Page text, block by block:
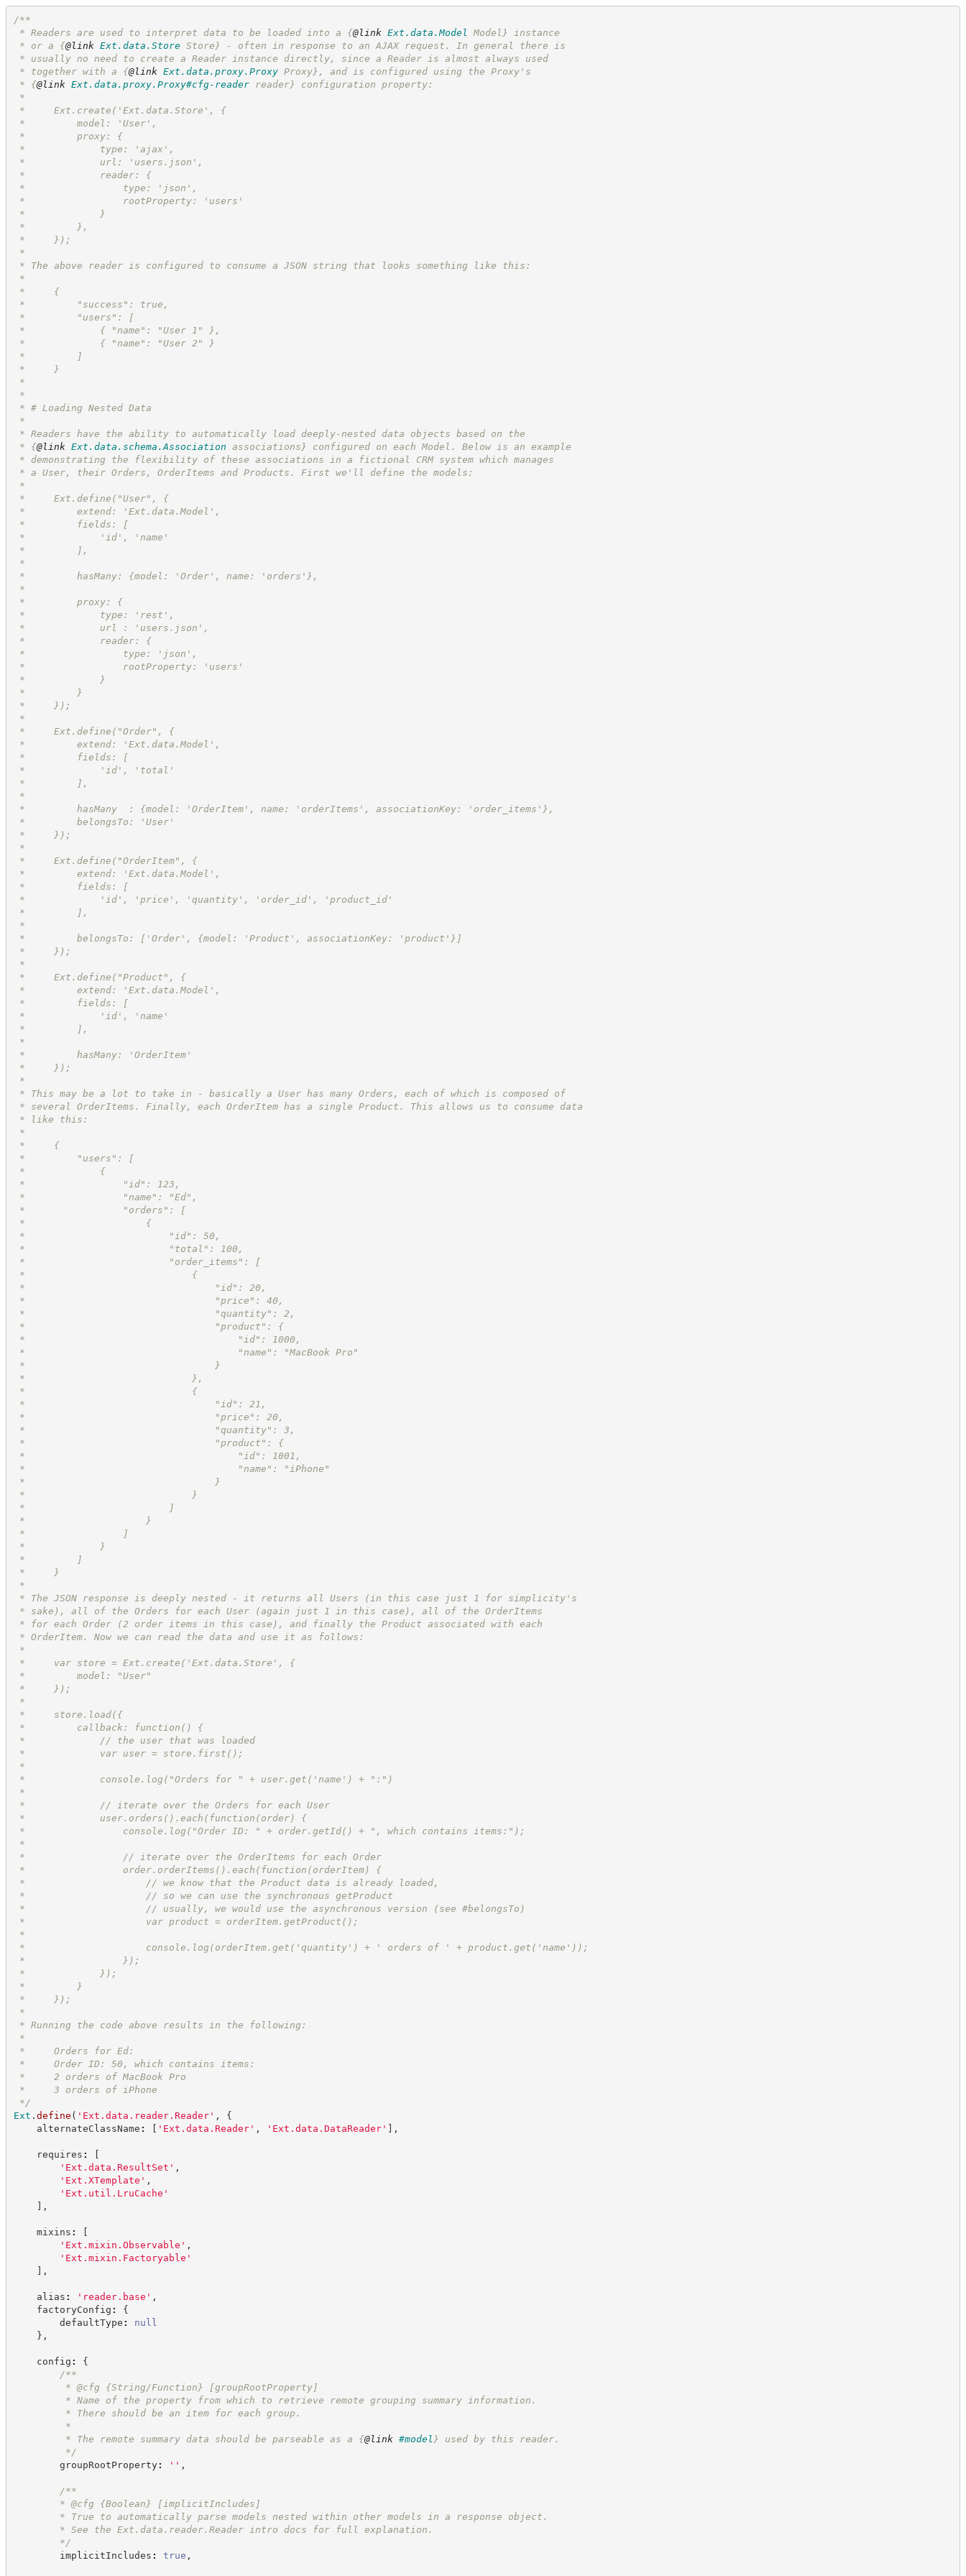
/**
* Readers are used to interpret data to be loaded into a {@link Ext.data.Model Model} instance
* or a {@link Ext.data.Store Store} - often in response to an AJAX request. In general there is
* usually no need to create a Reader instance directly, since a Reader is almost always used
* together with a {@link Ext.data.proxy.Proxy Proxy} , and is configured using the Proxy's
* {@link Ext.data.proxy.Proxy#cfg-reader reader} configuration property:
*
*     Ext.create('Ext.data.Store', {
*         model: 'User',
*         proxy: {
*             type: 'ajax',
*             url: 'users.json',
*             reader: {
*                 type: 'json',
*                 rootProperty: 'users'
*             }
*         },
*     });
*
* The above reader is configured to consume a JSON string that looks something like this:
*
*     {
*         "success": true,
*         "users": [
*             { "name": "User 1" },
*             { "name": "User 2" }
*         ]
*     }
*
*
* # Loading Nested Data
*
* Readers have the ability to automatically load deeply-nested data objects based on the
* {@link Ext.data.schema.Association associations} configured on each Model. Below is an example
* demonstrating the flexibility of these associations in a fictional CRM system which manages
* a User, their Orders, OrderItems and Products. First we'll define the models:
*
*     Ext.define("User", {
*         extend: 'Ext.data.Model',
*         fields: [
*             'id', 'name'
*         ],
*
*         hasMany: {model: 'Order', name: 'orders'},
*
*         proxy: {
*             type: 'rest',
*             url : 'users.json',
*             reader: {
*                 type: 'json',
*                 rootProperty: 'users'
*             }
*         }
*     });
*
*     Ext.define("Order", {
*         extend: 'Ext.data.Model',
*         fields: [
*             'id', 'total'
*         ],
*
*         hasMany  : {model: 'OrderItem', name: 'orderItems', associationKey: 'order_items'},
*         belongsTo: 'User'
*     });
*
*     Ext.define("OrderItem", {
*         extend: 'Ext.data.Model',
*         fields: [
*             'id', 'price', 'quantity', 'order_id', 'product_id'
*         ],
*
*         belongsTo: ['Order', {model: 'Product', associationKey: 'product'}]
*     });
*
*     Ext.define("Product", {
*         extend: 'Ext.data.Model',
*         fields: [
*             'id', 'name'
*         ],
*
*         hasMany: 'OrderItem'
*     });
*
* This may be a lot to take in - basically a User has many Orders, each of which is composed of
* several OrderItems. Finally, each OrderItem has a single Product. This allows us to consume data
* like this:
*
*     {
*         "users": [
*             {
*                 "id": 123,
*                 "name": "Ed",
*                 "orders": [
*                     {
*                         "id": 50,
*                         "total": 100,
*                         "order_items": [
*                             {
*                                 "id": 20,
*                                 "price": 40,
*                                 "quantity": 2,
*                                 "product": {
*                                     "id": 1000,
*                                     "name": "MacBook Pro"
*                                 }
*                             },
*                             {
*                                 "id": 21,
*                                 "price": 20,
*                                 "quantity": 3,
*                                 "product": {
*                                     "id": 1001,
*                                     "name": "iPhone"
*                                 }
*                             }
*                         ]
*                     }
*                 ]
*             }
*         ]
*     }
*
* The JSON response is deeply nested - it returns all Users (in this case just 1 for simplicity's
* sake), all of the Orders for each User (again just 1 in this case), all of the OrderItems
* for each Order (2 order items in this case), and finally the Product associated with each
* OrderItem. Now we can read the data and use it as follows:
*
*     var store = Ext.create('Ext.data.Store', {
*         model: "User"
*     });
*
*     store.load({
*         callback: function() {
*             // the user that was loaded
*             var user = store.first();
*
*             console.log("Orders for " + user.get('name') + ":")
*
*             // iterate over the Orders for each User
*             user.orders().each(function(order) {
*                 console.log("Order ID: " + order.getId() + ", which contains items:");
*
*                 // iterate over the OrderItems for each Order
*                 order.orderItems().each(function(orderItem) {
*                     // we know that the Product data is already loaded,
*                     // so we can use the synchronous getProduct
*                     // usually, we would use the asynchronous version (see #belongsTo)
*                     var product = orderItem.getProduct();
*
*                     console.log(orderItem.get('quantity') + ' orders of ' + product.get('name'));
*                 });
*             });
*         }
*     });
*
* Running the code above results in the following:
*
*     Orders for Ed:
*     Order ID: 50, which contains items:
*     2 orders of MacBook Pro
*     3 orders of iPhone
*/
Ext . define ( ' Ext.data.reader.Reader' ,
{
alternateClassName : [ ' Ext.data.Reader' , ' Ext.data.DataReader' ] ,
requires :
[
' Ext.data.ResultSet ' ,
' Ext.XTemplate ' ,
' Ext.util.LruCache '
] ,
mixins :
[
' Ext.mixin.Observable ' ,
' Ext.mixin.Factoryable '
] ,
alias : ' reader.base ' ,
factoryConfig :
{
defaultType :
null
} ,
config :
{
/**
* @cfg {String/Function} [groupRootProperty]
* Name of the property from which to retrieve remote grouping summary information.
* There should be an item for each group.
*
* The remote summary data should be parseable as a {@link #model } used by this reader.
*/
groupRootProperty: ' ' ,
/**
* @cfg {Boolean}
[implicitIncludes]
* True to automatically parse models nested within other models in a response object.
* See the Ext.data.reader.Reader intro docs for full explanation.
*/
implicitIncludes : true ,